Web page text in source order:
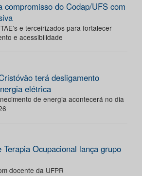
compromisso do Codap/UFS com
e terceirizados para fortalecer
e acessibilidade
terá desligamento
elétrica
de energia acontecerá no dia
Ocupacional lança grupo
docente da UFPR